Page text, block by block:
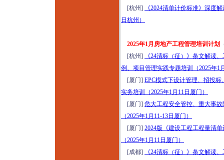
[杭州]
《2024清单计价标准》深度
日杭州）
2025年1月房地产工程管理培训计划
[杭州]
《24清标（征）》条文解读
例、项目管理实践专题培训（2025年1
[厦门] EPC模式下设计管理、招投
实务培训（2025年1月11日厦门）
[厦门] 危大工程安全管控、重大事
（2025年1月11-13日厦门）
[厦门] 2024版《建设工程工程量清
（2025年1月11日厦门）
[成都]
《24清标（征）》条文解读